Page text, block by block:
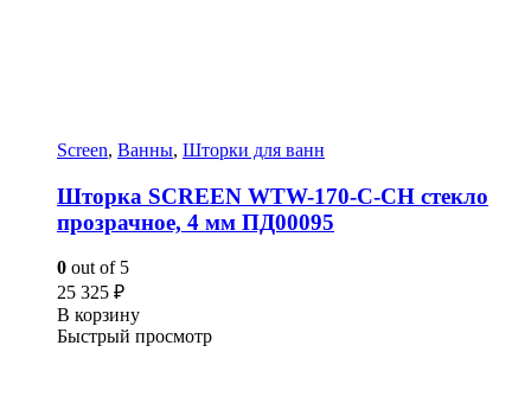
Screen, Ванны, Шторки для ванн
Шторка SCREEN WTW-170-C-CH стекло
прозрачное, 4 мм ПД00095
0 out of 5
25 325 ₽
В корзину
Быстрый просмотр